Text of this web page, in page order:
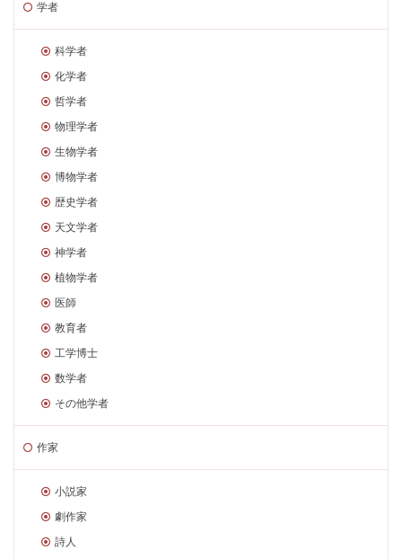
学者
科学者
化学者
哲学者
物理学者
生物学者
博物学者
歴史学者
天文学者
神学者
植物学者
医師
教育者
工学博士
数学者
その他学者
作家
小説家
劇作家
詩人